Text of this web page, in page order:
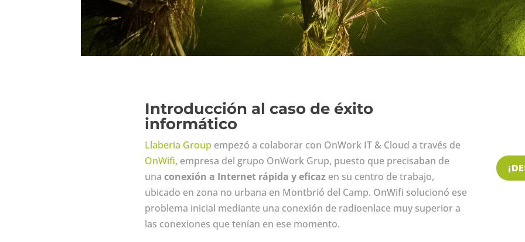
Introducción al caso de éxito
informático
Llaberia Group empezó a colaborar con OnWork IT & Cloud a través de
OnWifi, empresa del grupo OnWork Grup, puesto que precisaban de
unaconexión a Internet rápida y eficaz en su centro de trabajo,
ubicado en zona no urbana en Montbrió del Camp. OnWifi solucionó ese
problema inicial mediante una conexión de radioenlace muy superior a
las conexiones que tenían en ese momento.